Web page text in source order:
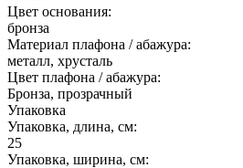
Цвет основания:
бронза
Материал плафона / абажура:
металл, хрусталь
Цвет плафона / абажура:
Бронза, прозрачный
Упаковка
Упаковка, длина, см:
25
Упаковка, ширина, см: